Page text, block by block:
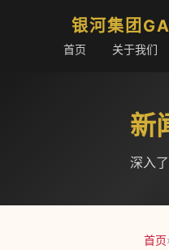
银河集团
首页 关于我们
新
深入
首页›